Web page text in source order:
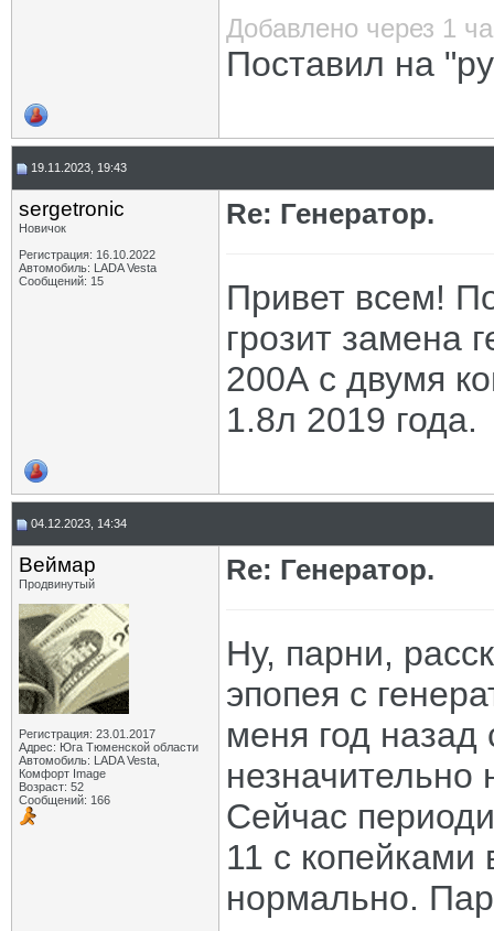
Добавлено через 1
Поставил на
19.11.2023, 19:43
sergetronic
Новичок
Регистрация: 16.10.2022
Автомобиль: LADA Vesta
Сообщений: 15
Re: Генератор.
Привет всем!
грозит замена
200А с двумя
1.8л 2019 года.
04.12.2023, 14:34
Веймар
Продвинутый
Регистрация: 23.01.2017
Адрес: Юга Тюменской области
Автомобиль: LADA Vesta,
Комфорт Image
Возраст: 52
Сообщений: 166
Re: Генератор.
Ну, парни,
эпопея с
меня год назад
Сейчас
11 с копейками
нормально.